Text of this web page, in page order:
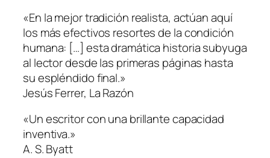
«En la mejor tradición realista, actúan aquí
los más efectivos resortes de la condición
humana: […] esta dramática historia subyuga
al lector desde las primeras páginas hasta
su espléndido final.»
Jesús Ferrer, La Razón
«Un escritor con una brillante capacidad
inventiva.»
A. S. Byatt